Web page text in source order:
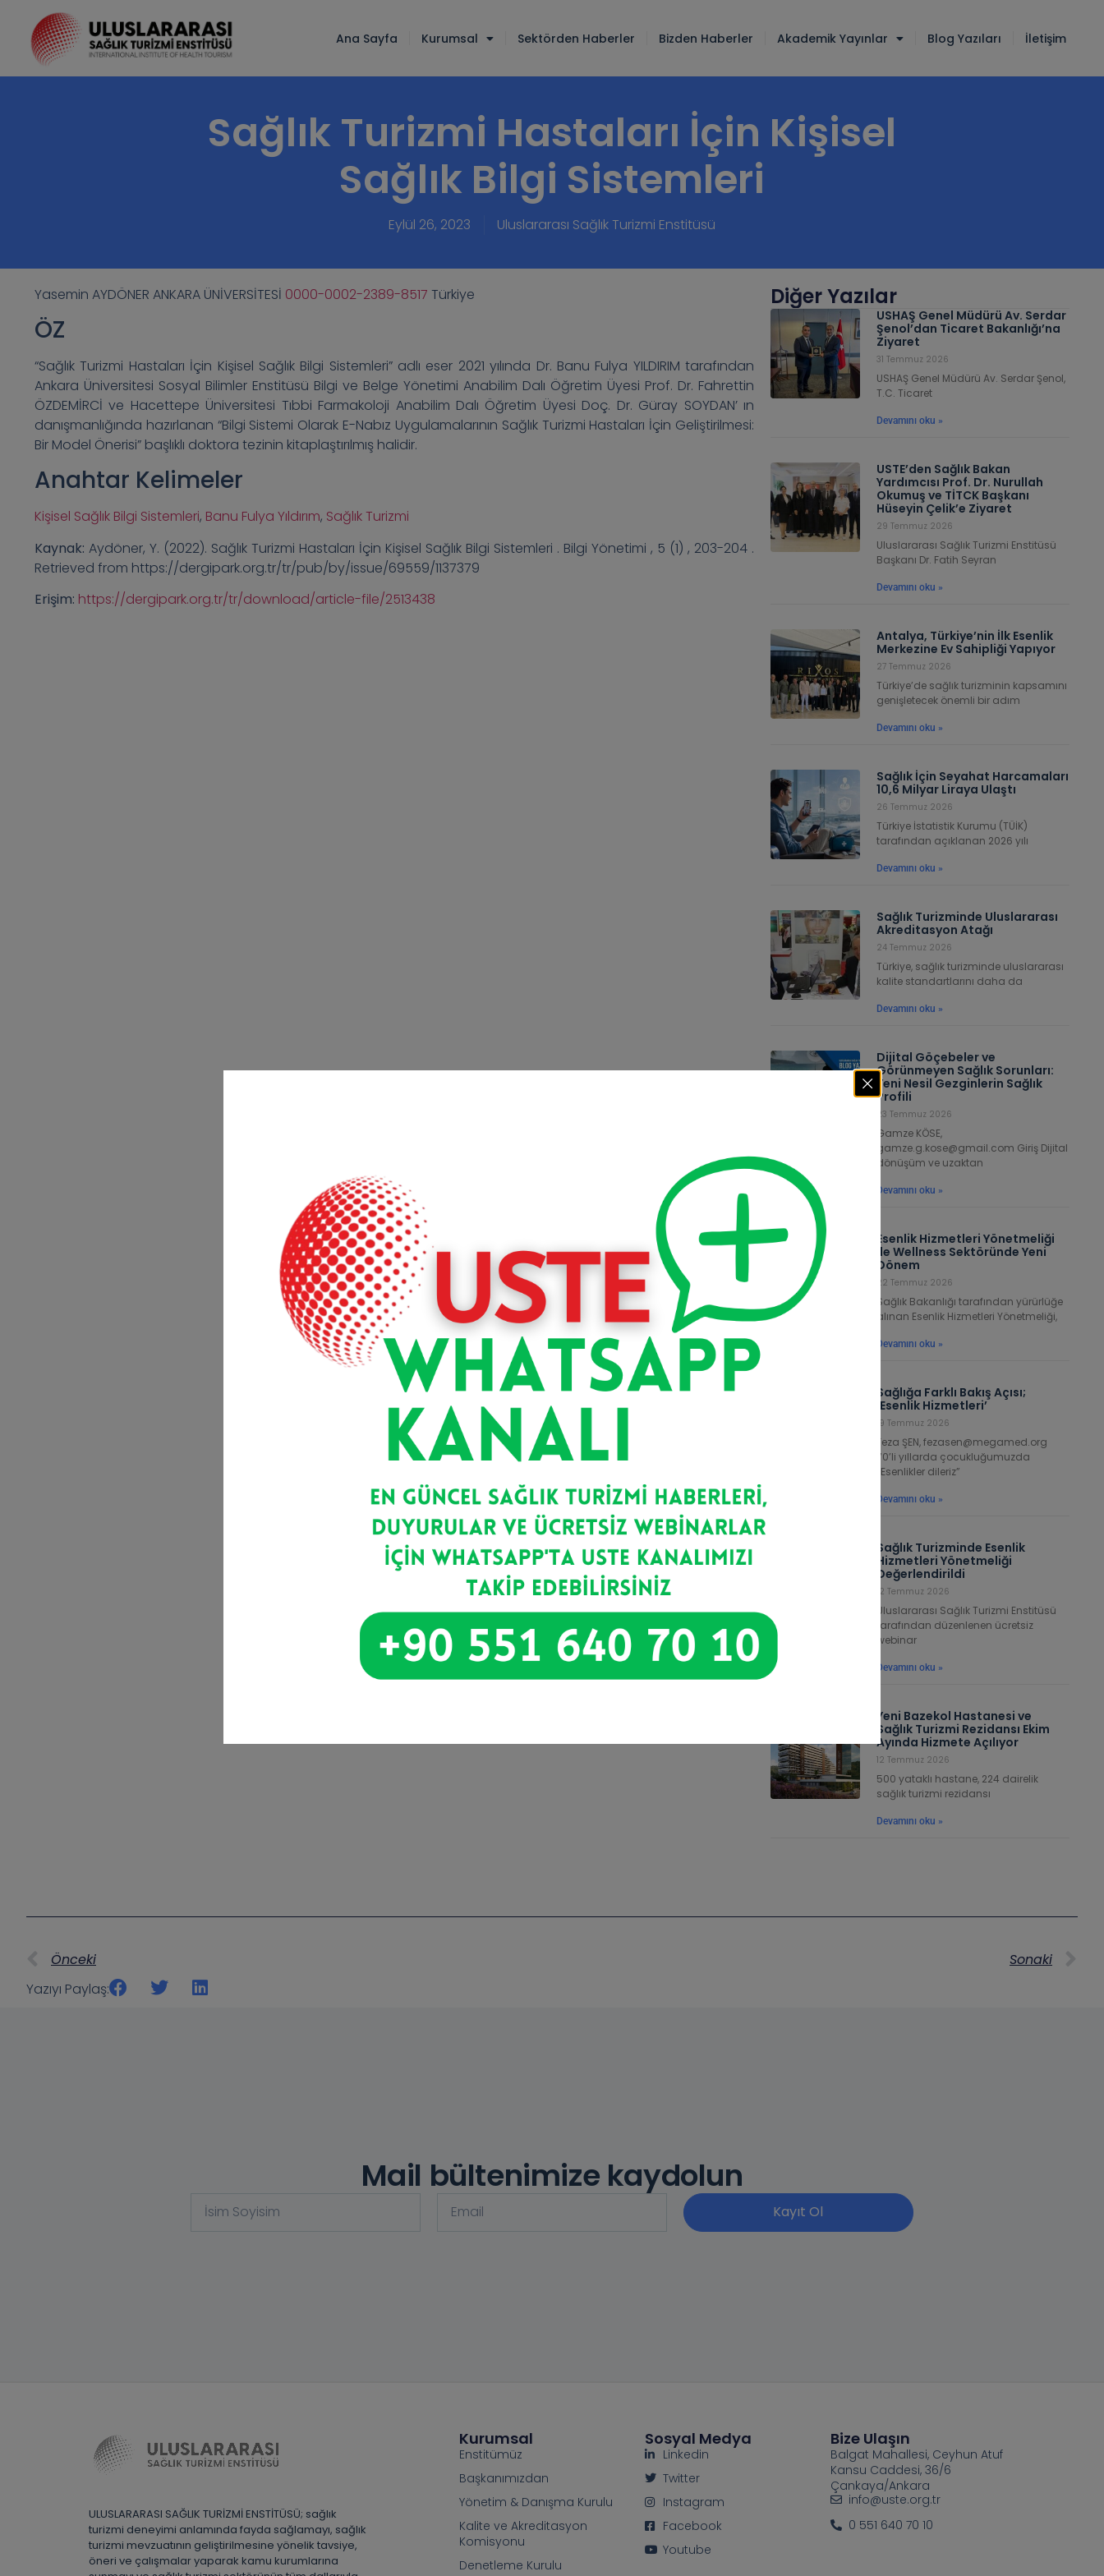
Ana Sayfa Kurumsal Sektörden Haberler Bizden Haberler Akademik Yayınlar Blog Yazıları İletişim
Sağlık Turizmi Hastaları İçin Kişisel
Sağlık Bilgi Sistemleri
Eylül 26, 2023 Uluslararası Sağlık Turizmi Enstitüsü
Yasemin AYDÖNER ANKARA ÜNİVERSİTESİ 0000-0002-2389-8517 Türkiye
ÖZ
“Sağlık Turizmi Hastaları İçin Kişisel Sağlık Bilgi Sistemleri” adlı eser 2021 yılında Dr. Banu Fulya YILDIRIM tarafından
Ankara Üniversitesi Sosyal Bilimler Enstitüsü Bilgi ve Belge Yönetimi Anabilim Dalı Öğretim Üyesi Prof. Dr. Fahrettin
ÖZDEMİRCİ ve Hacettepe Üniversitesi Tıbbi Farmakoloji Anabilim Dalı Öğretim Üyesi Doç. Dr. Güray SOYDAN’ ın
danışmanlığında hazırlanan “Bilgi Sistemi Olarak E-Nabız Uygulamalarının Sağlık Turizmi Hastaları İçin Geliştirilmesi:
Bir Model Önerisi” başlıklı doktora tezinin kitaplaştırılmış halidir.
Anahtar Kelimeler
Kişisel Sağlık Bilgi Sistemleri, Banu Fulya Yıldırım, Sağlık Turizmi
Kaynak: Aydöner, Y. (2022). Sağlık Turizmi Hastaları İçin Kişisel Sağlık Bilgi Sistemleri . Bilgi Yönetimi , 5 (1) , 203-204 .
Retrieved from https://dergipark.org.tr/tr/pub/by/issue/69559/1137379
Erişim: https://dergipark.org.tr/tr/download/article-file/2513438
Diğer Yazılar
USHAŞ Genel Müdürü Av. Serdar
Şenol’dan Ticaret Bakanlığı’na
Ziyaret
31 Temmuz 2026
USHAŞ Genel Müdürü Av. Serdar Şenol,
T.C. Ticaret
Devamını oku »
USTE’den Sağlık Bakan
Yardımcısı Prof. Dr. Nurullah
Okumuş ve TİTCK Başkanı
Hüseyin Çelik’e Ziyaret
29 Temmuz 2026
Uluslararası Sağlık Turizmi Enstitüsü
Başkanı Dr. Fatih Seyran
Devamını oku »
Antalya, Türkiye’nin İlk Esenlik
Merkezine Ev Sahipliği Yapıyor
27 Temmuz 2026
Türkiye’de sağlık turizminin kapsamını
genişletecek önemli bir adım
Devamını oku »
Sağlık İçin Seyahat Harcamaları
10,6 Milyar Liraya Ulaştı
26 Temmuz 2026
Türkiye İstatistik Kurumu (TÜİK)
tarafından açıklanan 2026 yılı
Devamını oku »
Sağlık Turizminde Uluslararası
Akreditasyon Atağı
24 Temmuz 2026
Türkiye, sağlık turizminde uluslararası
kalite standartlarını daha da
Devamını oku »
Dijital Göçebeler ve
Görünmeyen Sağlık Sorunları:
Yeni Nesil Gezginlerin Sağlık
Profili
23 Temmuz 2026
Gamze KÖSE,
gamze.g.kose@gmail.com Giriş Dijital
dönüşüm ve uzaktan
Devamını oku »
Esenlik Hizmetleri Yönetmeliği
ile Wellness Sektöründe Yeni
Dönem
22 Temmuz 2026
Sağlık Bakanlığı tarafından yürürlüğe
alınan Esenlik Hizmetleri Yönetmeliği,
Devamını oku »
Sağlığa Farklı Bakış Açısı;
‘Esenlik Hizmetleri’
19 Temmuz 2026
Feza ŞEN, fezasen@megamed.org
70’li yıllarda çocukluğumuzda
“Esenlikler dileriz”
Devamını oku »
Sağlık Turizminde Esenlik
Hizmetleri Yönetmeliği
Değerlendirildi
12 Temmuz 2026
Uluslararası Sağlık Turizmi Enstitüsü
tarafından düzenlenen ücretsiz
webinar
Devamını oku »
Yeni Bazekol Hastanesi ve
Sağlık Turizmi Rezidansı Ekim
Ayında Hizmete Açılıyor
12 Temmuz 2026
500 yataklı hastane, 224 dairelik
sağlık turizmi rezidansı
Devamını oku »
Önceki
Sonaki
Yazıyı Paylaş:
Mail bültenimize kaydolun
Kayıt Ol
ULUSLARARASI SAĞLIK TURİZMİ ENSTİTÜSÜ; sağlık
turizmi deneyimi anlamında fayda sağlamayı, sağlık
turizmi mevzuatının geliştirilmesine yönelik tavsiye,
öneri ve çalışmalar yaparak kamu kurumlarına
Kurumsal
Enstitümüz
Başkanımızdan
Yönetim & Danışma Kurulu
Kalite ve Akreditasyon
Komisyonu
Denetleme Kurulu
Sosyal Medya
Linkedin
Twitter
Instagram
Facebook
Youtube
Bize Ulaşın
Balgat Mahallesi, Ceyhun Atuf
Kansu Caddesi, 36/6
Çankaya/Ankara
info@uste.org.tr
0 551 640 70 10